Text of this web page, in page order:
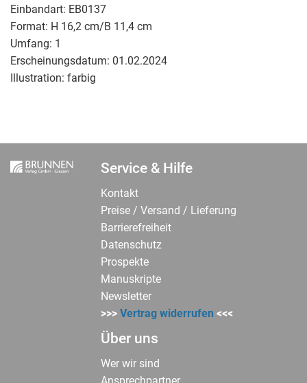
Einbandart: EB0137
Format: H 16,2 cm/B 11,4 cm
Umfang: 1
Erscheinungsdatum: 01.02.2024
Illustration: farbig
Service & Hilfe
Kontakt
Preise / Versand / Lieferung
Barrierefreiheit
Datenschutz
Prospekte
Manuskripte
Newsletter
>>>Vertrag widerrufen <<<
Über uns
Wer wir sind